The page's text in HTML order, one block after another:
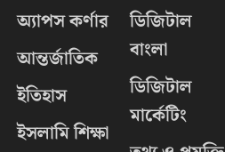
অ্যাপস কর্ণার
আন্তর্জাতিক
ইতিহাস
ইসলামি শিক্ষা
ডিজিটাল
বাংলা
ডিজিটাল
মার্কেটিং